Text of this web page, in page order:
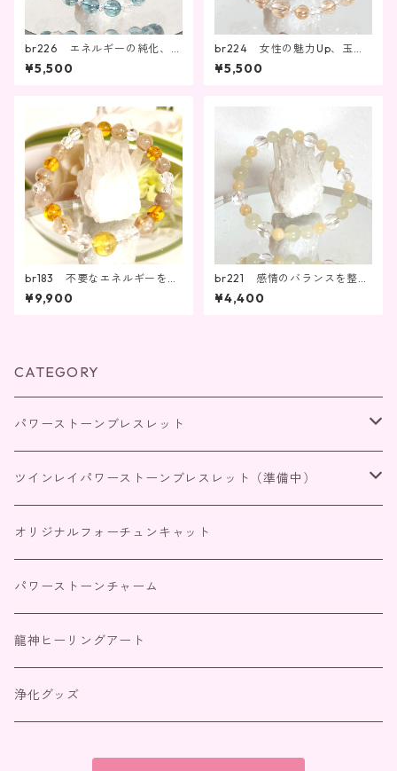
br226 エネルギーの純化、感
受性を高める、目標達成。
¥5,500
br224 女性の魅力Up、玉の
輿運！幸せを引き寄せる
¥5,500
br183 不要なエネルギーを取
り除きながら成功を掴む！商
売繫盛・ビジネス成功
¥9,900
br221 感情のバランスを整
え、信頼を得る
¥4,400
CATEGORY
パワーストーンブレスレット
四神獣パワーストーンブレスレット
恋愛・家庭
仕事・商売・目標達成
人間関係
金運・財運
ツインレイパワーストーンブレスレット（準備中）
出会いを引き寄せる
サイレント期間
統合（パートナーとの絆）
オリジナルフォーチュンキャット
パワーストーンチャーム
龍神ヒーリングアート
浄化グッズ